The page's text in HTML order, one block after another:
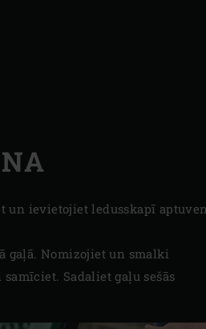
un ievietojiet ledusskapī
gaļā. Nomizojiet un smalki
Sadaliet gaļu sešās